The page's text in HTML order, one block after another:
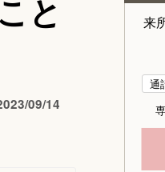
と
09/14
来
通